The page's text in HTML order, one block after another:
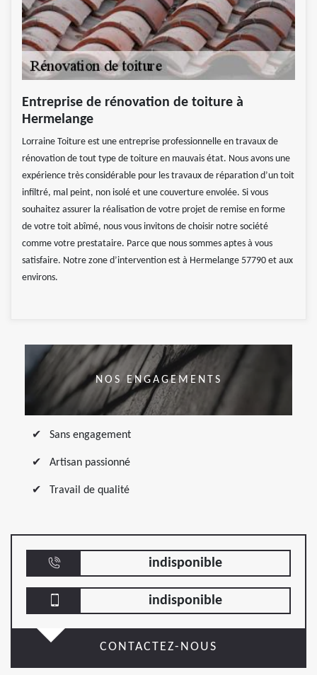
Entreprise de rénovation de toiture à
Hermelange
Lorraine Toiture est une entreprise professionnelle en travaux de
rénovation de tout type de toiture en mauvais état. Nous avons une
expérience très considérable pour les travaux de réparation d’un toit
infiltré, mal peint, non isolé et une couverture envolée. Si vous
souhaitez assurer la réalisation de votre projet de remise en forme
de votre toit abîmé, nous vous invitons de choisir notre société
comme votre prestataire. Parce que nous sommes aptes à vous
satisfaire. Notre zone d’intervention est à Hermelange 57790 et aux
environs.
NOS ENGAGEMENTS
Sans engagement
Artisan passionné
Travail de qualité
indisponible
indisponible
CONTACTEZ-NOUS